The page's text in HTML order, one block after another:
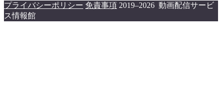
プライバシーポリシー 免責事項 2019–2026 動画配信サービ
ス情報館